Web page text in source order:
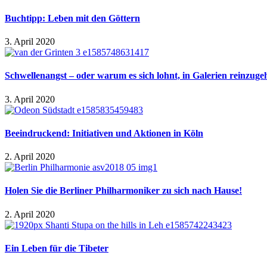
Buchtipp: Leben mit den Göttern
3. April 2020
Schwellenangst – oder warum es sich lohnt, in Galerien
3. April 2020
Beeindruckend: Initiativen und Aktionen in Köln
2. April 2020
Holen Sie die Berliner Philharmoniker zu sich nach Hause!
2. April 2020
Ein Leben für die Tibeter